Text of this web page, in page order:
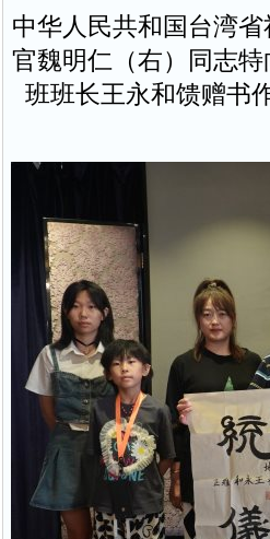
中华人民共和国台湾
官魏明仁（右）同志
班班长王永和馈赠书